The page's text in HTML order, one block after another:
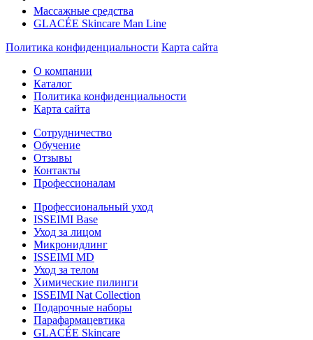
Массажные средства
GLACÉE Skincare Man Line
Политика конфиденциальности Карта сайта
О компании
Каталог
Политика конфиденциальности
Карта сайта
Сотрудничество
Обучение
Отзывы
Контакты
Профессионалам
Профессиональный уход
ISSEIMI Base
Уход за лицом
Микронидлинг
ISSEIMI MD
Уход за телом
Химические пилинги
ISSEIMI Nat Collection
Подарочные наборы
Парафармацевтика
GLACÉE Skincare